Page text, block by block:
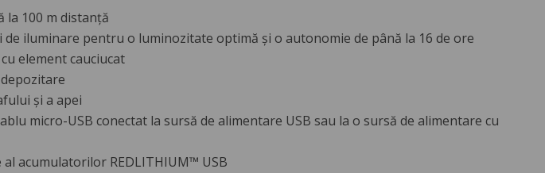
la 100 m distanță
iluminare pentru o luminozitate optimă și o autonomie de până la 16 de ore
element cauciucat
și a apei
micro-USB conectat la sursă de alimentare USB sau la o sursă de alimentare cu
acumulatorilor REDLITHIUM™ USB